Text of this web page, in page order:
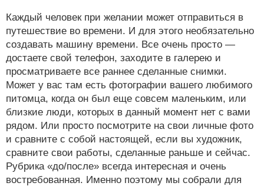
Каждый человек при желании может отправиться в
путешествие во времени. И для этого необязательно
создавать машину времени. Все очень просто —
достаете свой телефон, заходите в галерею и
просматриваете все раннее сделанные снимки.
Может у вас там есть фотографии вашего любимого
питомца, когда он был еще совсем маленьким, или
близкие люди, которых в данный момент нет с вами
рядом. Или просто посмотрите на свои личные фото
и сравните с собой настоящей, если вы художник,
сравните свои работы, сделанные раньше и сейчас.
Рубрика «до/после» всегда интересная и очень
востребованная. Именно поэтому мы собрали для